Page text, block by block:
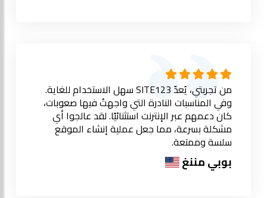
من تجربتي، يُعدّ SITE123 سهل الاستخدام للغاية.
وفي المناسبات النادرة التي واجهتُ فيها صعوبات،
كان دعمهم عبر الإنترنت استثنائيًا. لقد عالجوا أي
مشكلة بسرعة، مما جعل عملية إنشاء الموقع
سلسة وممتعة.
بوبي مننغ